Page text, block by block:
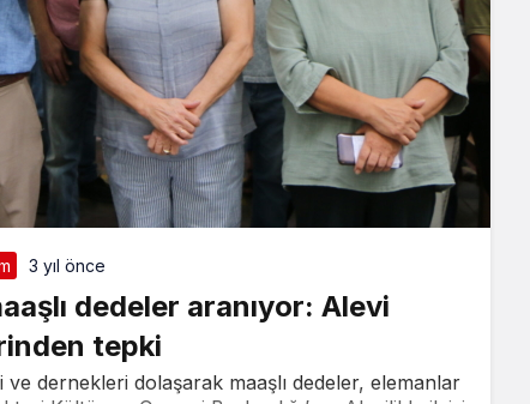
3 yıl önce
dedeler aranıyor: Alevi
tepki
dernekleri dolaşarak maaşlı dedeler, elemanlar